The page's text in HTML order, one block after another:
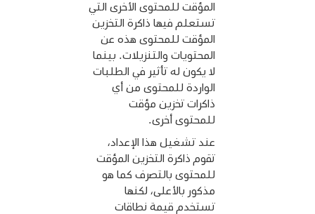
المؤقت للمحتوى الأخرى التي
تستعلم فيها ذاكرة التخزين
المؤقت للمحتوى هذه عن
المحتويات والتنزيلات. بينما
لا يكون له تأثير في الطلبات
الواردة للمحتوى من أي
ذاكرات تخزين مؤقت
للمحتوى أخرى.
عند تشغيل هذا الإعداد،
تقوم ذاكرة التخزين المؤقت
للمحتوى بالتصرف كما هو
مذكور بالأعلى، لكنها
تستخدم قيمة نطاقات